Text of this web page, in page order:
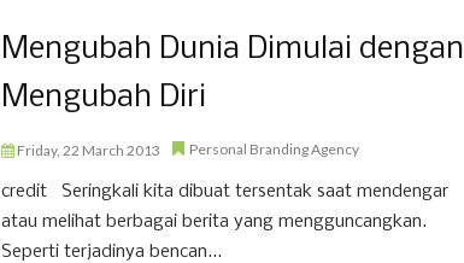
Mengubah Dunia Dimulai dengan
Mengubah Diri
Friday, 22 March 2013 Personal Branding Agency
credit Seringkali kita dibuat tersentak saat mendengar
atau melihat berbagai berita yang mengguncangkan.
Seperti terjadinya bencan...